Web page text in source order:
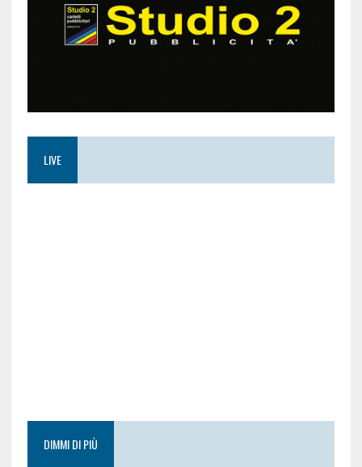
LIVE
DIMMI DI PIÙ